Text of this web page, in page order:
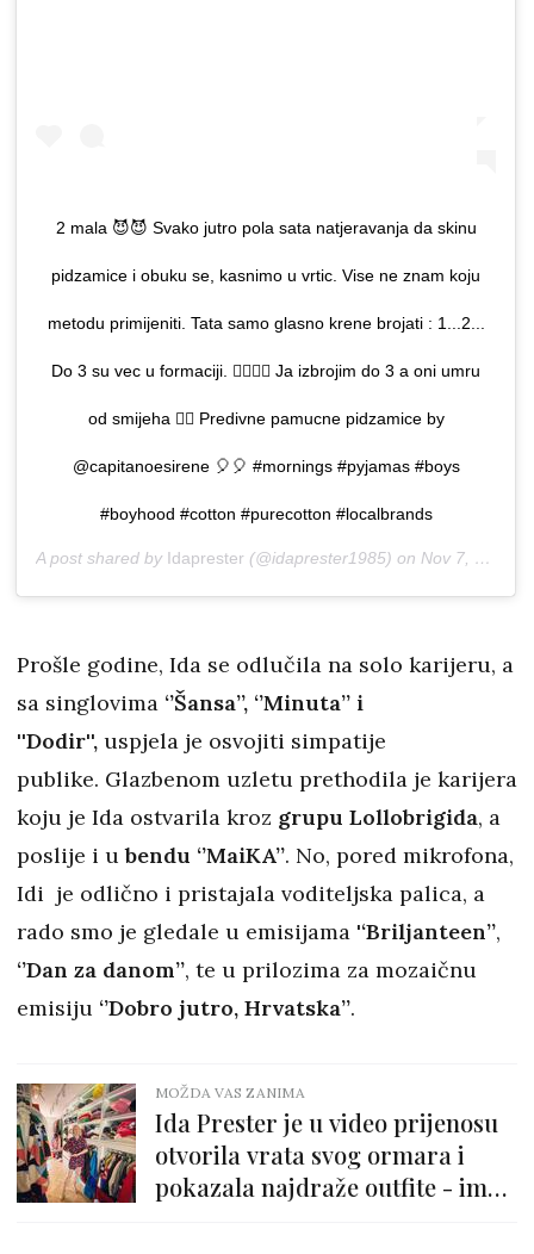
2 mala 😈😈 Svako jutro pola sata natjeravanja da skinu
pidzamice i obuku se, kasnimo u vrtic. Vise ne znam koju
metodu primijeniti. Tata samo glasno krene brojati : 1...2...
Do 3 su vec u formaciji. 💂‍♀️💂‍♀️ Ja izbrojim do 3 a oni umru
od smijeha 🤷‍♀️ Predivne pamucne pidzamice by
@capitanoesirene 🎈🎈 #mornings #pyjamas #boys
#boyhood #cotton #purecotton #localbrands
A post shared by Idaprester (@idaprester1985) on Nov 7, 2019 at 12:28am PST
Prošle godine, Ida se odlučila na solo karijeru, a
sa singlovima ‘’Šansa’’, ‘’Minuta’’ i
''Dodir'', uspjela je osvojiti simpatije
publike. Glazbenom uzletu prethodila je karijera
koju je Ida ostvarila kroz grupu Lollobrigida, a
poslije i ubendu ‘’MaiKA’’. No, pored mikrofona,
Idi je odlično i pristajala voditeljska palica, a
rado smo je gledale u emisijama '‘Briljanteen’’,
‘’Dan za danom’’, te u prilozima za mozaičnu
emisiju ‘’Dobro jutro, Hrvatska’’.
MOŽDA VAS ZANIMA
Ida Prester je u video prijenosu
otvorila vrata svog ormara i
pokazala najdraže outfite - ima